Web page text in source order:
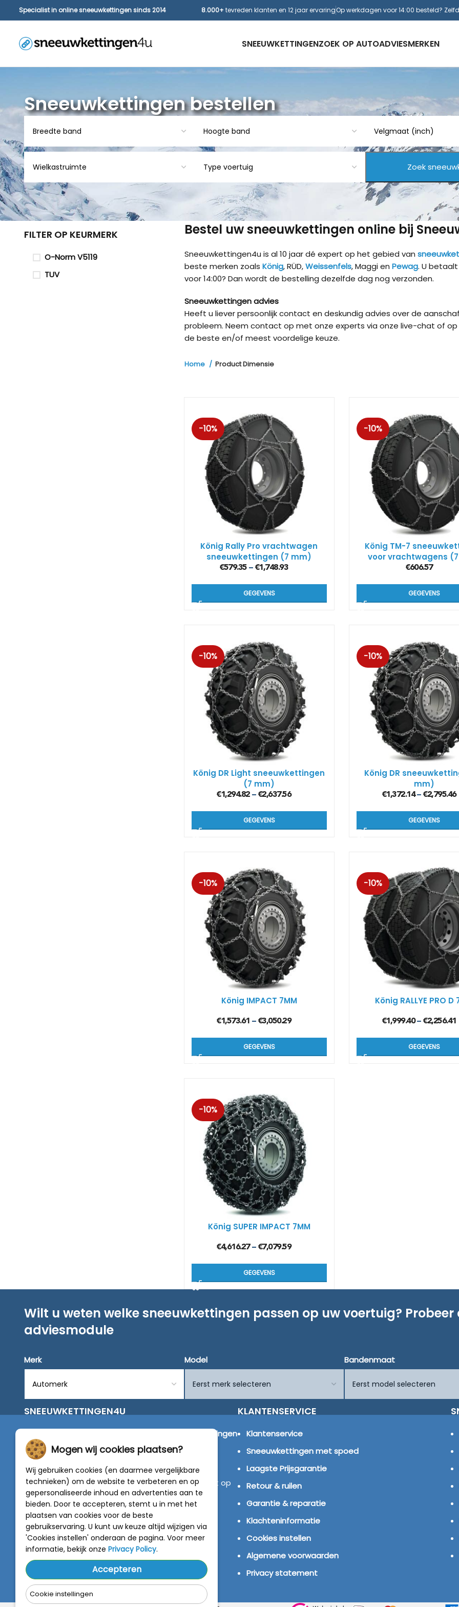
Specialist in online sneeuwkettingen sinds 2014 8.000+ tevreden klanten en 12 jaar ervaringOp werkdagen voor 14:00 besteld?
SNEEUWKETTINGENZOEK OP AUTOADVIESMERKEN
SUV’s
4×4
Sneeuwkettingen bestellen
Bestel uw sneeuwkettingen online bij
Sneeuwkettingen4u is al 10 jaar dé expert op het gebied van
beste merken zoals König, RÜD,Weissenfels, Maggi en Pewag. U
voor 14:00? Dan wordt de bestelling dezelfde dag nog verzonden.
Sneeuwkettingen advies
Heeft u liever persoonlijk contact en deskundig advies over de
probleem. Neem contact op met onze experts via onze live-chat of op
de beste en/of meest voordelige keuze.
Home Product Dimensie
-10%
König Rally Pro vrachtwagen
sneeuwkettingen (7 mm)
€579.35– €1,748.93
GEGEVENS
-10%
König TM-7
voor vrachtwagens
€606.57
GEGEVENS
-10%
König DR Light sneeuwkettingen
(7 mm)
€1,294.82– €2,637.56
GEGEVENS
-10%
König DR
mm)
€1,372.14–€2,795.46
GEGEVENS
-10%
König IMPACT 7MM
€1,573.61 – €3,050.29
GEGEVENS
-10%
König RALLYE PRO D
€1,999.40–€2,256.41
GEGEVENS
-10%
König SUPER IMPACT 7MM
€4,616.27– €7,079.59
GEGEVENS
FILTER OP KEURMERK
O-Norm V5119
TUV
Wilt u weten welke sneeuwkettingen passen op uw voertuig?
adviesmodule
Merk Model Bandenmaat
SNEEUWKETTINGEN4U
sneeuwkettingen
van alleen de beste merken zoals Pewag, König,
Weissenfels, Maggi en RÜD.
Vragen of graag persoonlijk advies? Neem contact op
met onze experts :0318 - 250030
4.5 van 5
van788 beoordelingen
KLANTENSERVICE
Klantenservice
Sneeuwkettingen met spoed
Laagste Prijsgarantie
Retour & ruilen
Garantie & reparatie
Klachteninformatie
Cookies instellen
Algemene voorwaarden
Privacy statement
Mogen wij cookies plaatsen?
Wij gebruiken cookies (en daarmee vergelijkbare
technieken) om de website te verbeteren en op
gepersonaliseerde inhoud en advertenties aan te
bieden. Door te accepteren, stemt u in met het
plaatsen van cookies voor de beste
gebruikservaring. U kunt uw keuze altijd wijzigen via
'Cookies instellen' onderaan de pagina. Voor meer
informatie, bekijk onze Privacy Policy.
Accepteren
Cookie instellingen